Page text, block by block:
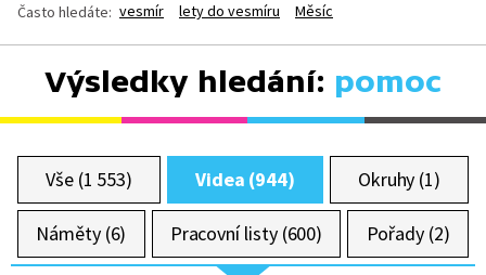
Často hledáte: vesmír lety do vesmíru Měsíc
Výsledky hledání: pomoc
Vše (1 553) Videa (944) Okruhy (1)
Náměty (6) Pracovní listy (600) Pořady (2)